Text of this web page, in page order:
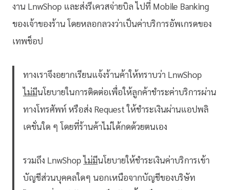
งาน LnwShop และส่งรีเควสจ่ายบิล ไปที่ Mobile Banking
ของเจ้าของร้าน โดยหลอกลวงว่าเป็นค่าบริการอัพเกรดของ
เทพช็อป
ทางเราจึงอยากเรียนแจ้งร้านค้าให้ทราบว่า LnwShop
ไม่มีนโยบายในการติดต่อเพื่อให้ลูกค้าชำระค่าบริการผ่าน
ทางโทรศัพท์ หรือส่ง Request ให้ชำระเงินผ่านแอปพลิ
เคชั่นใด ๆ โดยที่ร้านค้าไม่ได้กดด้วยตนเอง
รวมถึง LnwShopไม่มีนโยบายให้ชำระเงินค่าบริการเข้า
บัญชีส่วนบุคคลใดๆ นอกเหนือจากบัญชีของบริษัท